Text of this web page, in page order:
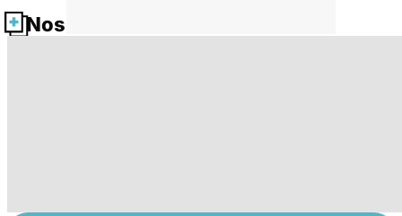
Nos fiches santé